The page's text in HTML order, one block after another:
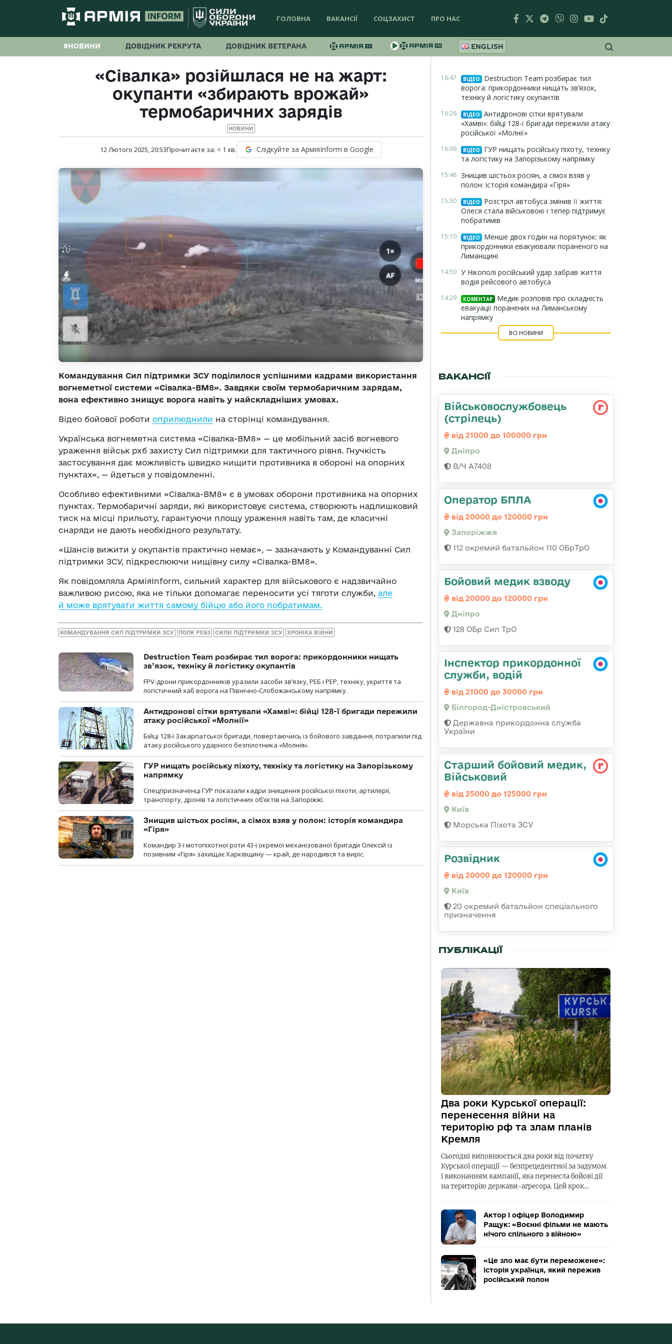
ГОЛОВНА ВАКАНСІЇ СОЦЗАХИСТ ПРО НАС
#НОВИНИ ДОВІДНИК РЕКРУТА ДОВІДНИК ВЕТЕРАНА ENGLISH
«Сівалка» розійшлася не на жарт:
окупанти «збирають врожай»
термобаричних зарядів
НОВИНИ
12 Лютого 2025, 20:53Прочитаєте за: < 1 хв. Слідкуйте за АрміяInform в Google
Командування Сил підтримки ЗСУ поділилося успішними кадрами використання
вогнеметної системи «Сівалка-ВМ8». Завдяки своїм термобаричним зарядам,
вона ефективно знищує ворога навіть у найскладніших умовах.
Відео бойової роботи оприлюднили на сторінці командування.
Українська вогнеметна система «Сівалка-ВМ8» — це мобільний засіб вогневого
ураження військ рхб захисту Сил підтримки для тактичного рівня. Гнучкість
застосування дає можливість швидко нищити противника в обороні на опорних
пунктах«, — йдеться у повідомленні.
Особливо ефективними «Сівалка-ВМ8» є в умовах оборони противника на опорних
пунктах. Термобаричні заряди, які використовує система, створюють надлишковий
тиск на місці прильоту, гарантуючи площу ураження навіть там, де класичні
снаряди не дають необхідного результату.
«Шансів вижити у окупантів практично немає», — зазначають у Командуванні Сил
підтримки ЗСУ, підкреслюючи нищівну силу «Сівалка-ВМ8».
Як повідомляла АрміяInform, сильний характер для військового є надзвичайно
важливою рисою, яка не тільки допомагає переносити усі тяготи служби, але
й може врятувати життя самому бійцю або його побратимам.
КОМАНДУВАННЯ СИЛ ПІДТРИМКИ ЗСУ ПОЛК РХБЗ СИЛИ ПІДТРИМКИ ЗСУ ХРОНІКА ВІЙНИ
Destruction Team розбирає тил ворога: прикордонники нищать
зв’язок, техніку й логістику окупантів
FPV-дрони прикордонників уразили засоби зв’язку, РЕБ і РЕР, техніку, укриття та
логістичний хаб ворога на Північно-Слобожанському напрямку.
Антидронові сітки врятували «Хамві»: бійці 128-ї бригади пережили
атаку російської «Молнії»
Бійці 128-ї Закарпатської бригади, повертаючись із бойового завдання, потрапили під
атаку російського ударного безпілотника «Молнія».
ГУР нищать російську піхоту, техніку та логістику на Запорізькому
напрямку
Спецпризначенці ГУР показали кадри знищення російської піхоти, артилерії,
транспорту, дронів та логістичних об’єктів на Запоріжжі.
Знищив шістьох росіян, а сімох взяв у полон: історія командира
«Гіря»
Командир 3-ї мотопіхотної роти 43-ї окремої механізованої бригади Олексій із
позивним «Гіря» захищає Харківщину — край, де народився та виріс.
16:47 ВІДЕО
Destruction Team розбирає тил
ворога: прикордонники нищать зв’язок,
техніку й логістику окупантів
16:26 ВІДЕО
Антидронові сітки врятували
«Хамві»: бійці 128-ї бригади пережили атаку
російської «Молнії»
16:09 ВІДЕО
ГУР нищать російську піхоту, техніку
та логістику на Запорізькому напрямку
15:48 Знищив шістьох росіян, а сімох взяв у
полон: історія командира «Гіря»
15:30 ВІДЕО
Розстріл автобуса змінив її життя:
Олеся стала військовою і тепер підтримує
побратимів
15:10 ВІДЕО
Менше двох годин на порятунок: як
прикордонники евакуювали пораненого на
Лиманщині
14:50 У Нікополі російський удар забрав життя
водія рейсового автобуса
14:29 КОМЕНТАР
Медик розповів про складність
евакуації поранених на Лиманському
напрямку
ВСІ НОВИНИ
ВАКАНСІЇ
Військовослужбовець
(стрілець)
від 21000 до 100000 грн
Дніпро
В/Ч А7408
Оператор БПЛА
від 20000 до 120000 грн
Запоріжжя
112 окремий батальйон 110 ОБрТрО
Бойовий медик взводу
від 20000 до 120000 грн
Дніпро
128 ОБр Сил ТрО
Інспектор прикордонної
служби, водій
від 21000 до 30000 грн
Білгород-Дністровський
Державна прикордонна служба
України
Старший бойовий медик,
Військовий
від 25000 до 125000 грн
Київ
Морська Піхота ЗСУ
Розвідник
від 20000 до 120000 грн
Київ
20 окремий батальйон спеціального
призначення
ПУБЛІКАЦІЇ
Два роки Курської операції:
перенесення війни на
територію рф та злам планів
Кремля
Сьогодні виповнюється два роки від початку
Курської операції — безпрецедентної за задумом
і виконанням кампанії, яка перенесла бойові дії
на територію держави-агресора. Цей крок…
Актор і офіцер Володимир
Ращук: «Воєнні фільми не мають
нічого спільного з війною»
«Це зло має бути переможене»:
історія українця, який пережив
російський полон